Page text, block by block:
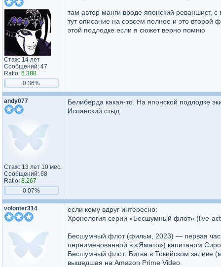
Стаж: 14 лет
Сообщений: 47
Ratio: 6.388
0.36%
там автор манги вроде японский реваншист,
тут описание на совсем полное и это
этой подлодке если я сюжет верно помню
andy077
Стаж: 13 лет 10 мес.
Сообщений: 68
Ratio: 8.267
0.07%
Белиберда какая-то. На японской подлодке
Испанский стыд.
volonter314
если кому вдруг интересно:
Хронология серии «Бесшумный флот» (live-
Бесшумный флот (фильм, 2023) — первая
переименованной в «Ямато») капитаном
Бесшумный флот: Битва в Токийском заливе
вышедшая на Amazon Prime Video.